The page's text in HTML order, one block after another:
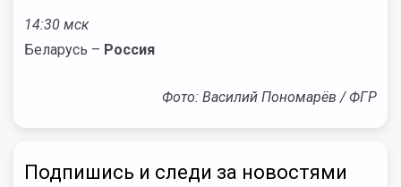
14:30 мск
Беларусь – Россия
Фото: Василий Пономарёв / ФГР
Подпишись и следи за новостями